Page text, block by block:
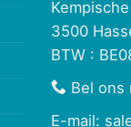
3500
BTW :
Bel ons
E-mail: